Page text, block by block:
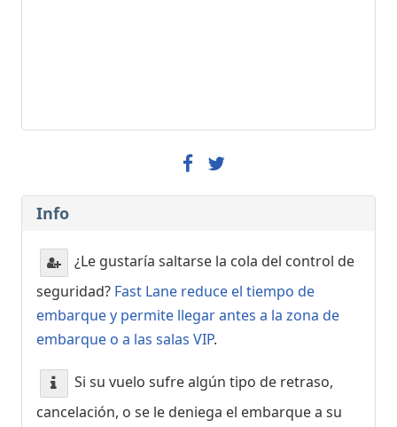
Info
¿Le gustaría saltarse la cola del control de
seguridad? Fast Lane reduce el tiempo de
embarque y permite llegar antes a la zona de
embarque o a las salas VIP.
Si su vuelo sufre algún tipo de retraso,
cancelación, o se le deniega el embarque a su